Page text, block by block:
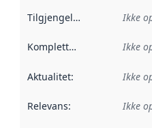
Tilgjengelighet Ikke
Kompletthet Ikke
Aktualitet: Ikke
Relevans: Ikke